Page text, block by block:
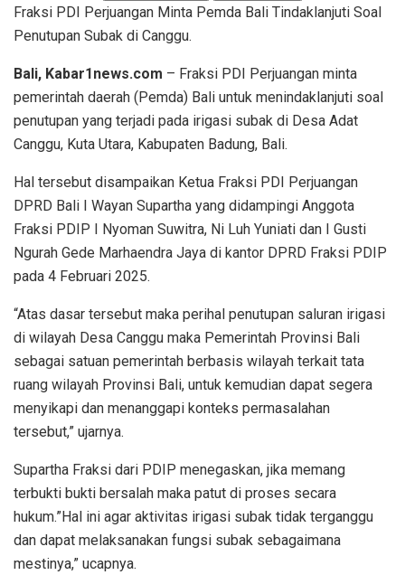
Fraksi PDI Perjuangan Minta Pemda Bali Tindaklanjuti Soal
Penutupan Subak di Canggu.
Bali, Kabar1news.com – Fraksi PDI Perjuangan minta
pemerintah daerah (Pemda) Bali untuk menindaklanjuti soal
penutupan yang terjadi pada irigasi subak di Desa Adat
Canggu, Kuta Utara, Kabupaten Badung, Bali.
Hal tersebut disampaikan Ketua Fraksi PDI Perjuangan
DPRD Bali I Wayan Supartha yang didampingi Anggota
Fraksi PDIP I Nyoman Suwitra, Ni Luh Yuniati dan I Gusti
Ngurah Gede Marhaendra Jaya di kantor DPRD Fraksi PDIP
pada 4 Februari 2025.
“Atas dasar tersebut maka perihal penutupan saluran irigasi
di wilayah Desa Canggu maka Pemerintah Provinsi Bali
sebagai satuan pemerintah berbasis wilayah terkait tata
ruang wilayah Provinsi Bali, untuk kemudian dapat segera
menyikapi dan menanggapi konteks permasalahan
tersebut,” ujarnya.
Supartha Fraksi dari PDIP menegaskan, jika memang
terbukti bukti bersalah maka patut di proses secara
hukum.”Hal ini agar aktivitas irigasi subak tidak terganggu
dan dapat melaksanakan fungsi subak sebagaimana
mestinya,” ucapnya.